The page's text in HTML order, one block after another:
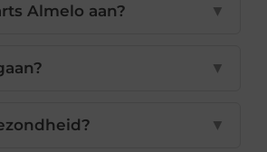
Almelo aan? ▼
▼
▼